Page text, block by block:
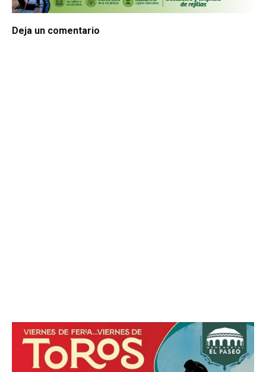
Deja un comentario